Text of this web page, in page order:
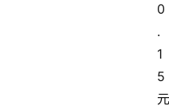
0
.
1
5
元